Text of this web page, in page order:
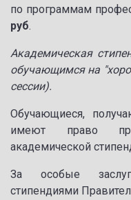
по программам
руб.
Академическая
обучающимся на
сессии).
Обучающиеся,
имеют право
академической
За особые
стипендиями